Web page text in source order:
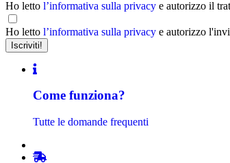
Ho letto l’informativa sulla privacy e autorizzo il
Ho letto l’informativa sulla privacy e autorizzo
Come funziona?
Tutte le domande frequenti